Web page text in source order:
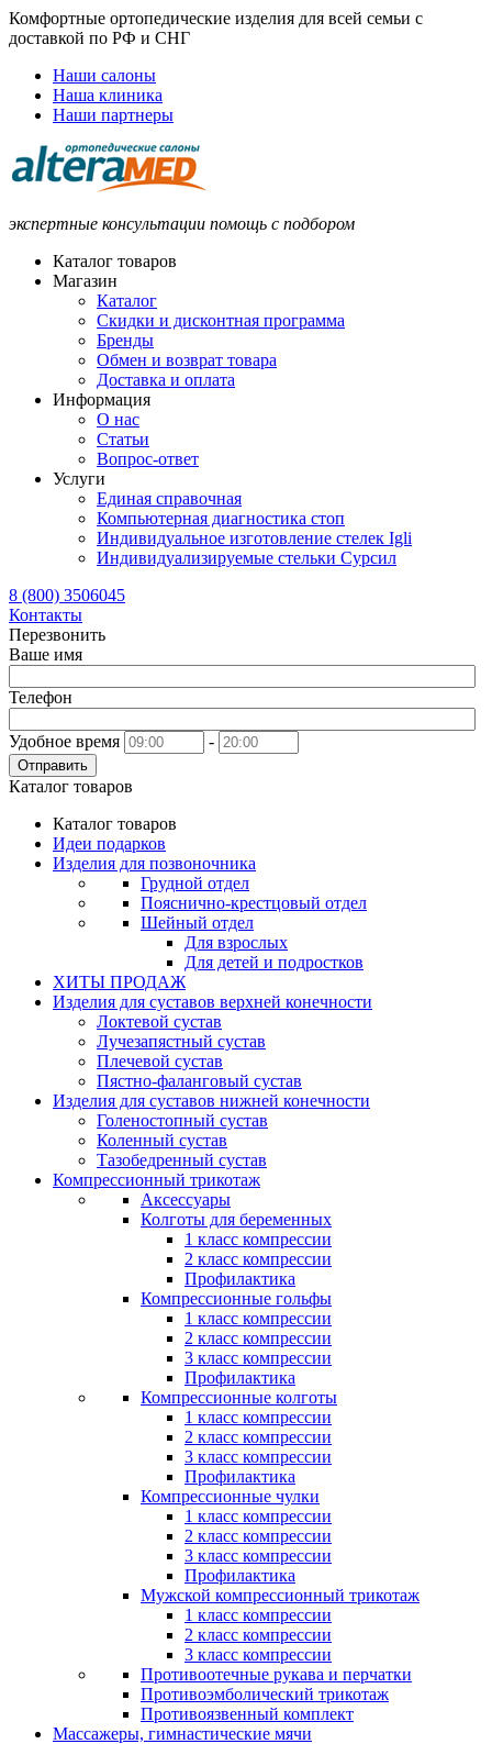
Комфортные ортопедические изделия для всей семьи с
доставкой по РФ и СНГ
Наши салоны
Наша клиника
Наши партнеры
экспертные консультации помощь с подбором
Каталог товаров
Магазин
Каталог
Скидки и дисконтная программа
Бренды
Обмен и возврат товара
Доставка и оплата
Информация
О нас
Статьи
Вопрос-ответ
Услуги
Единая справочная
Компьютерная диагностика стоп
Индивидуальное изготовление стелек Igli
Индивидуализируемые стельки Сурсил
8 (800) 3506045
Контакты
Перезвонить
Ваше имя
Телефон
Удобное время -
Отправить
Каталог товаров
Каталог товаров
Идеи подарков
Изделия для позвоночника
Грудной отдел
Пояснично-крестцовый отдел
Шейный отдел
Для взрослых
Для детей и подростков
ХИТЫ ПРОДАЖ
Изделия для суставов верхней конечности
Локтевой сустав
Лучезапястный сустав
Плечевой сустав
Пястно-фаланговый сустав
Изделия для суставов нижней конечности
Голеностопный сустав
Коленный сустав
Тазобедренный сустав
Компрессионный трикотаж
Аксессуары
Колготы для беременных
1 класс компрессии
2 класс компрессии
Профилактика
Компрессионные гольфы
1 класс компрессии
2 класс компрессии
3 класс компрессии
Профилактика
Компрессионные колготы
1 класс компрессии
2 класс компрессии
3 класс компрессии
Профилактика
Компрессионные чулки
1 класс компрессии
2 класс компрессии
3 класс компрессии
Профилактика
Мужской компрессионный трикотаж
1 класс компрессии
2 класс компрессии
3 класс компрессии
Противоотечные рукава и перчатки
Противоэмболический трикотаж
Противоязвенный комплект
Массажеры, гимнастические мячи